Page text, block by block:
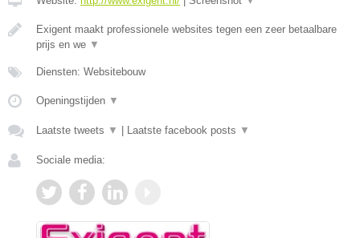
Exigent maakt professionele websites tegen een zeer betaalbare
prijs en we ▼
Diensten: Websitebouw
Openingstijden ▼
Laatste tweets ▼ Laatste facebook posts ▼
Sociale media: